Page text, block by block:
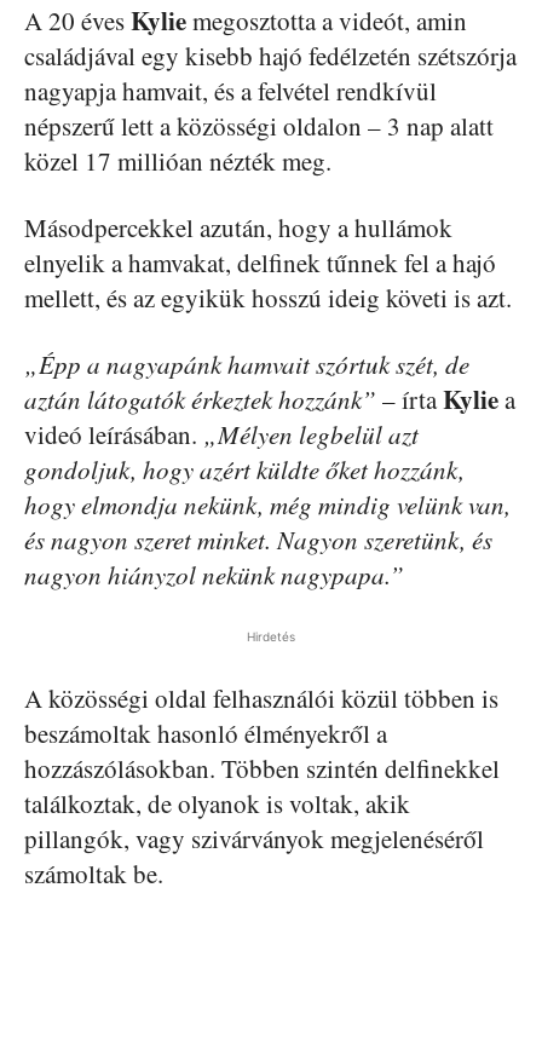
A 20 évesKyliemegosztotta a videót, amin
családjával egy kisebb hajó fedélzetén szétszórja
nagyapja hamvait, és a felvétel rendkívül
népszerű lett a közösségi oldalon – 3 nap alatt
közel 17 millióan nézték meg.
Másodpercekkel azután, hogy a hullámok
elnyelik a hamvakat, delfinek tűnnek fel a hajó
mellett, és az egyikük hosszú ideig követi is azt.
„Épp a nagyapánk hamvait szórtuk szét, de
aztán látogatók érkeztek hozzánk” – írtaKyliea
videó leírásában. „Mélyen legbelül azt
gondoljuk, hogy azért küldte őket hozzánk,
hogy elmondja nekünk, még mindig velünk van,
és nagyon szeret minket. Nagyon szeretünk, és
nagyon hiányzol nekünk nagypapa.”
Hirdetés
A közösségi oldal felhasználói közül többen is
beszámoltak hasonló élményekről a
hozzászólásokban. Többen szintén delfinekkel
találkoztak, de olyanok is voltak, akik
pillangók, vagy szivárványok megjelenéséről
számoltak be.